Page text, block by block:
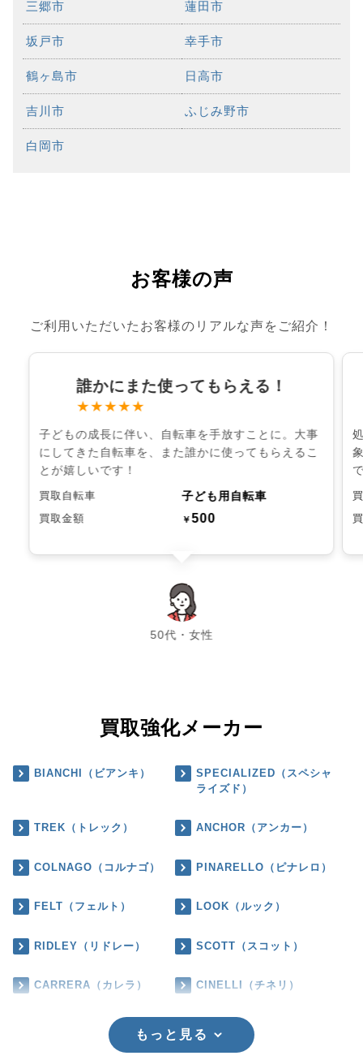
三郷市 蓮田市
坂戸市 幸手市
鶴ヶ島市 日高市
吉川市 ふじみ野市
白岡市
お客様の声
ご利用いただいたお客様のリアルな声をご紹介！
誰かにまた使ってもらえる！
★★★★★
子どもの成長に伴い、自転車を手放すことに。大事
にしてきた自転車を、また誰かに使ってもらえるこ
とが嬉しいです！
買取自転車 子ども用自転車
買取金額 ￥500
50代・女性
chevron_left chevron_right
買取強化メーカー
BIANCHI（ビアンキ）
SPECIALIZED（スペシャ
ライズド）
TREK（トレック） ANCHOR（アンカー）
COLNAGO（コルナゴ） PINARELLO（ピナレロ）
FELT（フェルト） LOOK（ルック）
RIDLEY（リドレー） SCOTT（スコット）
CARRERA（カレラ） CINELLI（チネリ）
もっと見る